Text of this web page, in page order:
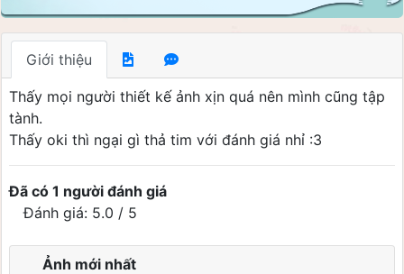
Giới thiệu
Thấy mọi người thiết kế ảnh xịn quá nên mình cũng tập
tành.
Thấy oki thì ngại gì thả tim với đánh giá nhỉ :3
Đã có 1 người đánh giá
Đánh giá: 5.0 / 5
Ảnh mới nhất